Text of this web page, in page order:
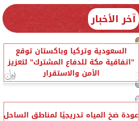
آخر الأخبار
السعودية وتركيا وباكستان توقع
”اتفاقية مكة للدفاع المشترك” لتعزيز
الأمن والاستقرار
عودة ضخ المياه تدريجيًا لمناطق الساحل